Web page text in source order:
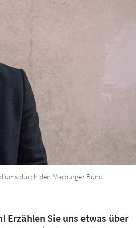
durch den Marburger Bund
Erzählen Sie uns etwas über